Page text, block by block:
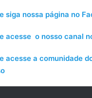
siga nossa página no
acesse o nosso canal
acesse a comunidade